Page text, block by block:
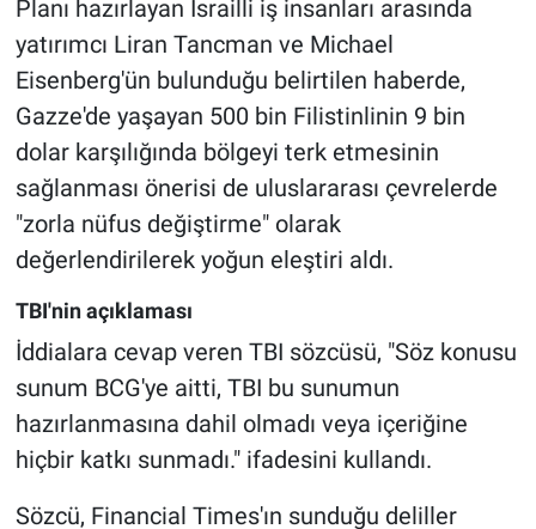
Planı hazırlayan İsrailli iş insanları arasında
yatırımcı Liran Tancman ve Michael
Eisenberg'ün bulunduğu belirtilen haberde,
Gazze'de yaşayan 500 bin Filistinlinin 9 bin
dolar karşılığında bölgeyi terk etmesinin
sağlanması önerisi de uluslararası çevrelerde
"zorla nüfus değiştirme" olarak
değerlendirilerek yoğun eleştiri aldı.
TBI'nin açıklaması
İddialara cevap veren TBI sözcüsü, "Söz konusu
sunum BCG'ye aitti, TBI bu sunumun
hazırlanmasına dahil olmadı veya içeriğine
hiçbir katkı sunmadı." ifadesini kullandı.
Sözcü, Financial Times'ın sunduğu deliller